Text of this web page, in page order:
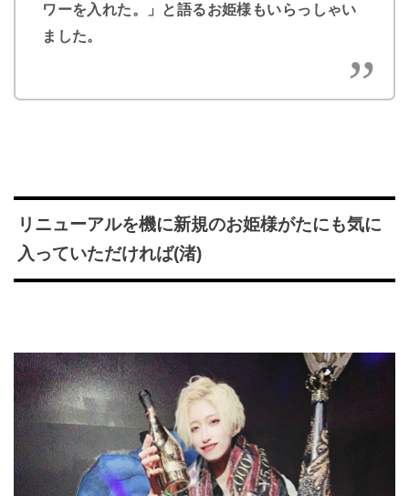
ワーを入れた。」と語るお姫様もいらっしゃい
ました。
リニューアルを機に新規のお姫様がたにも気に
入っていただければ(渚)